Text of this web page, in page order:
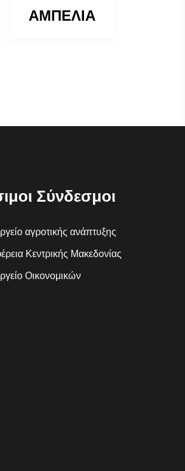
ΑΜΠΕΛΙΑ
Σύνδεσμοι
αγροτικής ανάπτυξης
Κεντρικής Μακεδονίας
Οικονομικών